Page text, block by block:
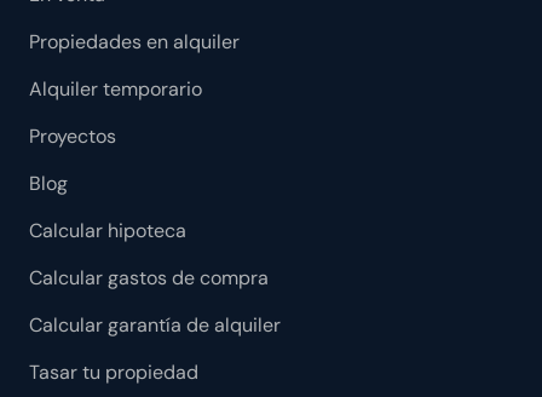
Propiedades en alquiler
Alquiler temporario
Proyectos
Blog
Calcular hipoteca
Calcular gastos de compra
Calcular garantía de alquiler
Tasar tu propiedad